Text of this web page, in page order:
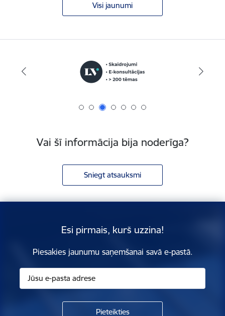
Visi jaunumi
Vai šī informācija bija noderīga?
Sniegt atsauksmi
Esi pirmais, kurš uzzina!
Piesakies jaunumu saņemšanai savā e-pastā.